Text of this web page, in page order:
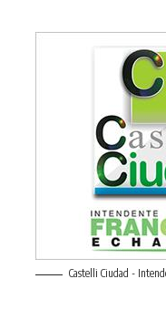
Castelli Ciudad -